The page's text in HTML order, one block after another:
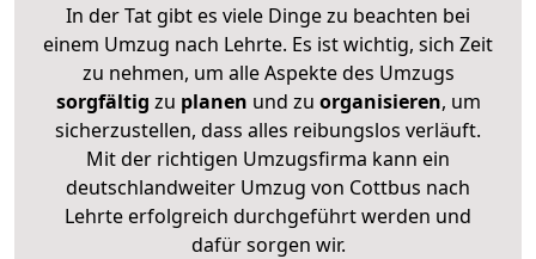
In der Tat gibt es viele Dinge zu beachten bei
einem Umzug nach Lehrte. Es ist wichtig, sich Zeit
zu nehmen, um alle Aspekte des Umzugs
sorgfältig zu planen und zu organisieren, um
sicherzustellen, dass alles reibungslos verläuft.
Mit der richtigen Umzugsfirma kann ein
deutschlandweiter Umzug von Cottbus nach
Lehrte erfolgreich durchgeführt werden und
dafür sorgen wir.